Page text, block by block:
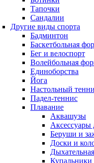
Тапочки
Сандалии
Другие виды спорта
Бадминтон
Баскетбольная
Бег и велоспорт
Волейбольная
Единоборства
Йога
Настольный
Падел-теннис
Плавание
Аквашузы
Аксессуары
Беруши и
Доски и
Купальники